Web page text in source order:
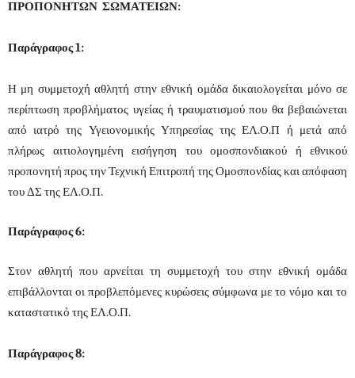
ΠΡΟΠΟΝΗΤΩΝ ΣΩΜΑΤΕΙΩΝ:
Παράγραφος 1:
Η μη συμμετοχή αθλητή στην εθνική ομάδα δικαιολογείται μόνο σε
περίπτωση προβλήματος υγείας ή τραυματισμού που θα βεβαιώνεται
από ιατρό της Υγειονομικής Υπηρεσίας της ΕΛ.Ο.Π ή μετά από
πλήρως αιτιολογημένη εισήγηση του ομοσπονδιακού ή εθνικού
προπονητή προς την Τεχνική Επιτροπή της Ομοσπονδίας και απόφαση
του ΔΣ της ΕΛ.Ο.Π.
Παράγραφος 6:
Στον αθλητή που αρνείται τη συμμετοχή του στην εθνική ομάδα
επιβάλλονται οι προβλεπόμενες κυρώσεις σύμφωνα με το νόμο και το
καταστατικό της ΕΛ.Ο.Π.
Παράγραφος 8: